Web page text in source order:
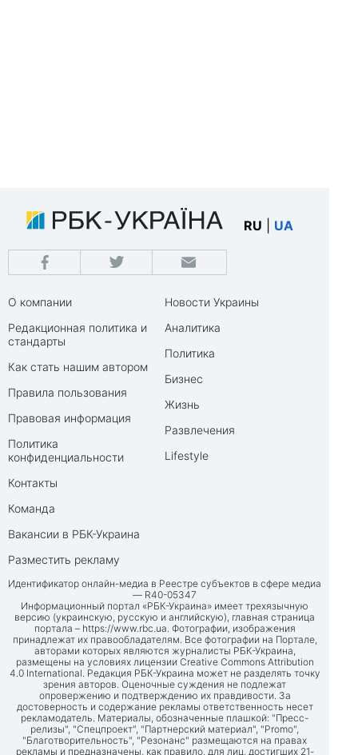
RU UA
О компании
Редакционная политика и
стандарты
Как стать нашим автором
Правила пользования
Правовая информация
Политика
конфиденциальности
Контакты
Команда
Вакансии в РБК-Украина
Разместить рекламу
Новости Украины
Аналитика
Политика
Бизнес
Жизнь
Развлечения
Lifestyle
Идентификатор онлайн-медиа в Реестре субъектов в сфере медиа
— R40-05347
Информационный портал «РБК-Украина» имеет трехязычную
версию (украинскую, русскую и английскую), главная страница
портала – https://www.rbc.ua. Фотографии, изображения
принадлежат их правообладателям. Все фотографии на Портале,
авторами которых являются журналисты РБК-Украина,
размещены на условиях лицензии Creative Commons Attribution
4.0 International. Редакция РБК-Украина может не разделять точку
зрения авторов. Оценочные суждения не подлежат
опровержению и подтверждению их правдивости. За
достоверность и содержание рекламы ответственность несет
рекламодатель. Материалы, обозначенные плашкой: "Пресс-
релизы", "Спецпроект", "Партнерский материал", "Promo",
"Благотворительность", "Резонанс" размещаются на правах
рекламы и предназначены, как правило, для лиц, достигших 21-